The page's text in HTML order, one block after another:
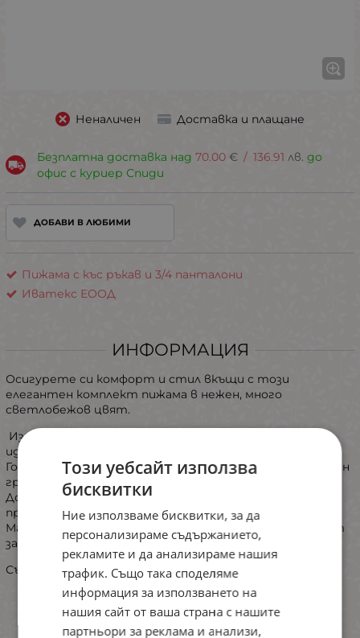
Неналичен Доставка и плащане
Безплатна доставка над 70.00 € / 136.91 лв. до
офис с куриер Спиди
ДОБАВИ В ЛЮБИМИ
Пижама с къс ръкав и 3/4 панталони
Иватекс ЕООД
ИНФОРМАЦИЯ
​Осигурете си комфорт и стил вкъщи с този
елегантен комплект пижама в нежен, много
светлобежов цвят.
Изработена от мека и дишаща материя, тя е
идеалният избор за релакс и спокоен сън.
​Горна част: Тениска с къс ръкав, обло деколте и стилен
графичен надпис "Ease Flowers".
​Долна част: Удобни шорти с деликатен флорален
принт и еластична талия.
​Материя: Висококачествен памук с лека еластичност
за пълна свобода на движението.
Състав: 100% памук
Този уебсайт използва
бисквитки
Ние използваме бисквитки, за да
персонализираме съдържанието,
рекламите и да анализираме нашия
трафик. Също така споделяме
информация за използването на
нашия сайт от ваша страна с нашите
партньори за реклама и анализи,